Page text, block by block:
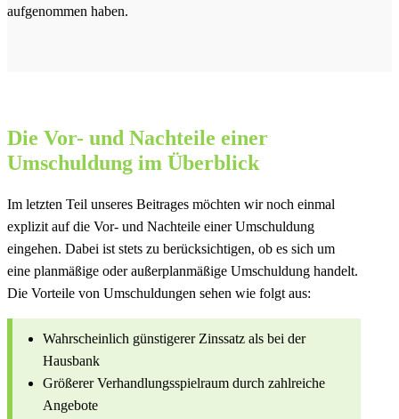
aufgenommen haben.
Die Vor- und Nachteile einer
Umschuldung im Überblick
Im letzten Teil unseres Beitrages möchten wir noch einmal
explizit auf die Vor- und Nachteile einer Umschuldung
eingehen. Dabei ist stets zu berücksichtigen, ob es sich um
eine planmäßige oder außerplanmäßige Umschuldung handelt.
Die Vorteile von Umschuldungen sehen wie folgt aus:
Wahrscheinlich günstigerer Zinssatz als bei der
Hausbank
Größerer Verhandlungsspielraum durch zahlreiche
Angebote